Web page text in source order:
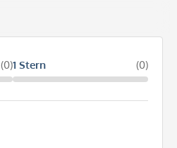
(0)1 Stern (0)